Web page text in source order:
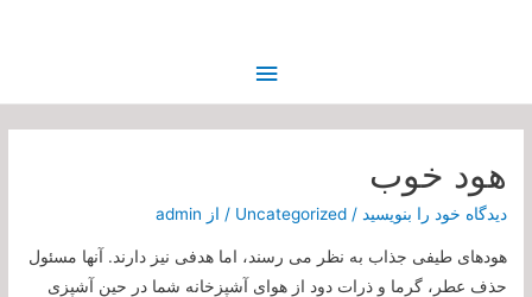
فهرست
اصلی
هود خوب
دیدگاه‌ خود را بنویسید /
Uncategorized / از admin
هودهای طیفی جذاب به نظر می رسند، اما هدفی نیز دارند. آنها مسئول
حذف عطر، گرما و ذرات دود از هوای آشپزخانه شما در حین آشپزی